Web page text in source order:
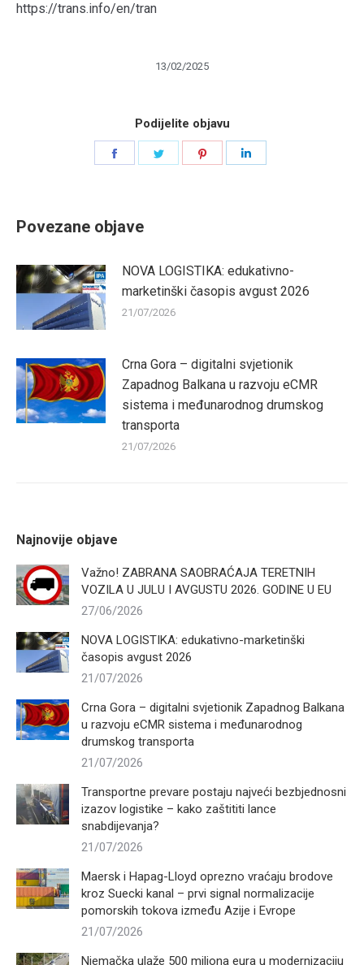
https://trans.info/en/tran
13/02/2025
Podijelite objavu
Povezane objave
NOVA LOGISTIKA: edukativno-
marketinški časopis avgust 2026
21/07/2026
Crna Gora – digitalni svjetionik
Zapadnog Balkana u razvoju eCMR
sistema i međunarodnog drumskog
transporta
21/07/2026
Najnovije objave
Važno! ZABRANA SAOBRAĆAJA TERETNIH
VOZILA U JULU I AVGUSTU 2026. GODINE U EU
27/06/2026
NOVA LOGISTIKA: edukativno-marketinški
časopis avgust 2026
21/07/2026
Crna Gora – digitalni svjetionik Zapadnog Balkana
u razvoju eCMR sistema i međunarodnog
drumskog transporta
21/07/2026
Transportne prevare postaju najveći bezbjednosni
izazov logistike – kako zaštititi lance
snabdijevanja?
21/07/2026
Maersk i Hapag-Lloyd oprezno vraćaju brodove
kroz Suecki kanal – prvi signal normalizacije
pomorskih tokova između Azije i Evrope
21/07/2026
Njemačka ulaže 500 miliona eura u modernizaciju